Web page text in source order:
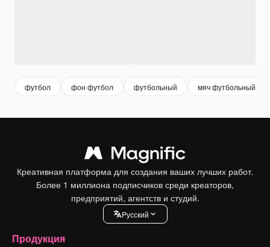
футбол фон футбол футбольный мяч футбольный
Креативная платформа для создания ваших лучших работ.
Более 1 миллиона подписчиков среди креаторов,
предприятий, агентств и студий.
Pусский
Продукция